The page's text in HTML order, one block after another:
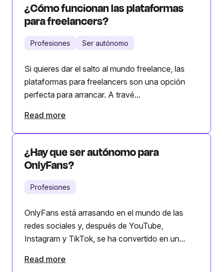
¿Cómo funcionan las plataformas
para freelancers?
Profesiones Ser autónomo
Si quieres dar el salto al mundo freelance, las
plataformas para freelancers son una opción
perfecta para arrancar. A travé...
Read more
¿Hay que ser autónomo para
OnlyFans?
Profesiones
OnlyFans está arrasando en el mundo de las
redes sociales y, después de YouTube,
Instagram y TikTok, se ha convertido en un...
Read more